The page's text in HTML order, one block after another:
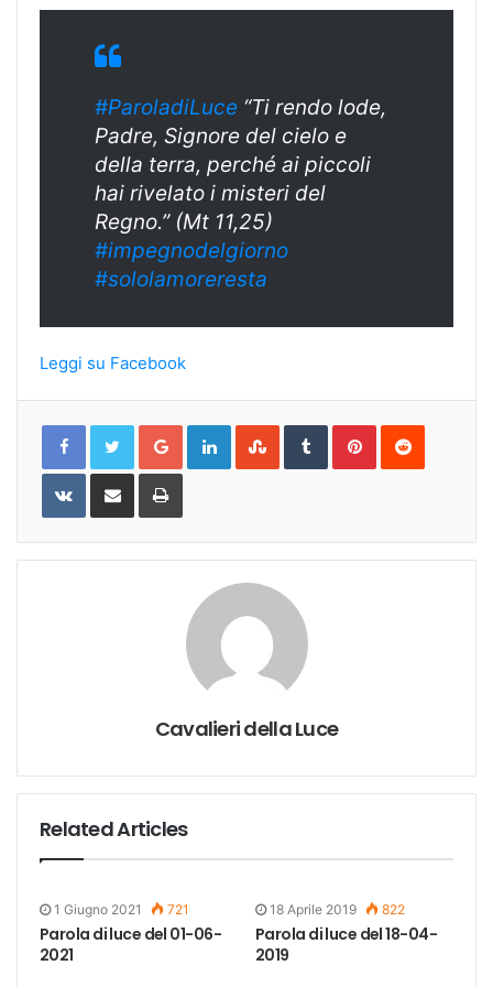
#ParoladiLuce “Ti rendo lode,
Padre, Signore del cielo e
della terra, perché ai piccoli
hai rivelato i misteri del
Regno.” (Mt 11,25)
#impegnodelgiorno
#sololamoreresta
Leggi su Facebook
Google+LinkedInStumbleUpon
TumblrPinterestReddit
VKontakteShare
Email
Print
Cavalieri della Luce
Related Articles
1 Giugno 2021 721
Parola di luce del 01-06-
2021
18 Aprile 2019 822
Parola di luce del 18-04-
2019